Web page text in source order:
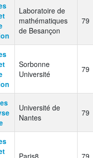
Laboratoire de
mathématiques
de Besançon
79
Sorbonne
Université
79
Université de
Nantes
79
Paris8 79